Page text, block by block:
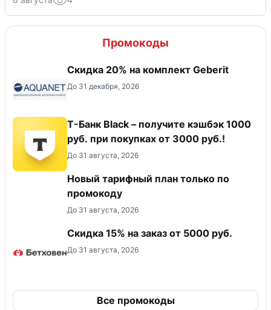
Промокоды
Скидка 20% на комплект Geberit
До 31 декабря, 2026
Т-Банк Black – получите кэшбэк 1000
руб. при покупках от 3000 руб.!
До 31 августа, 2026
Новый тарифный план только по
промокоду
До 31 августа, 2026
Скидка 15% на заказ от 5000 руб.
До 31 августа, 2026
Все промокоды